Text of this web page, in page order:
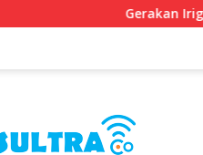
Irigasi Bersih HUT RI